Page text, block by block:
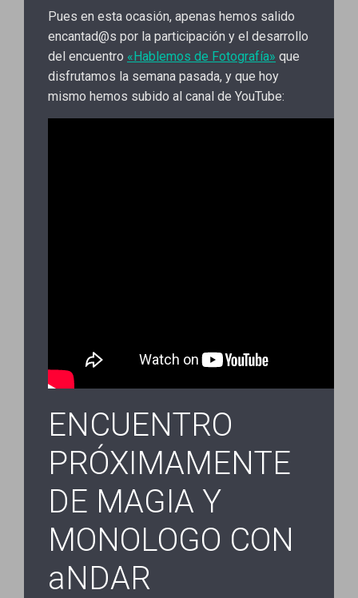
Pues en esta ocasión, apenas hemos salido
encantad@s por la participación y el desarrollo
del encuentro «Hablemos de Fotografía» que
disfrutamos la semana pasada, y que hoy
mismo hemos subido al canal de YouTube:
ENCUENTRO
PRÓXIMAMENTE
DE MAGIA Y
MONOLOGO CON
aNDAR